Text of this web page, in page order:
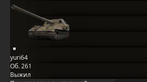
yuri64
Об. 261
Выжил